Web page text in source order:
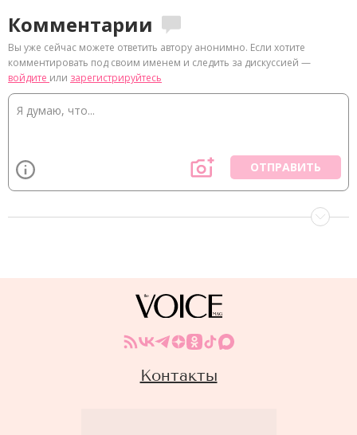
Комментарии
Вы уже сейчас можете ответить автору анонимно. Если хотите
комментировать под своим именем и следить за дискуссией —
войдите или зарегистрируйтесь
ОТПРАВИТЬ
Контакты